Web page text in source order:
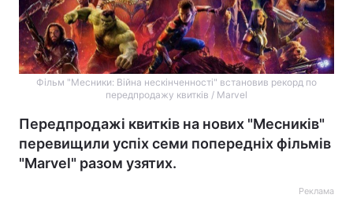
Фільм "Месники: Війна нескінченності" встановив рекорд по
передпродажу квитків / Marvel
Передпродажі квитків на нових "Месників"
перевищили успіх семи попередніх фільмів
"Marvel" разом узятих.
Реклама